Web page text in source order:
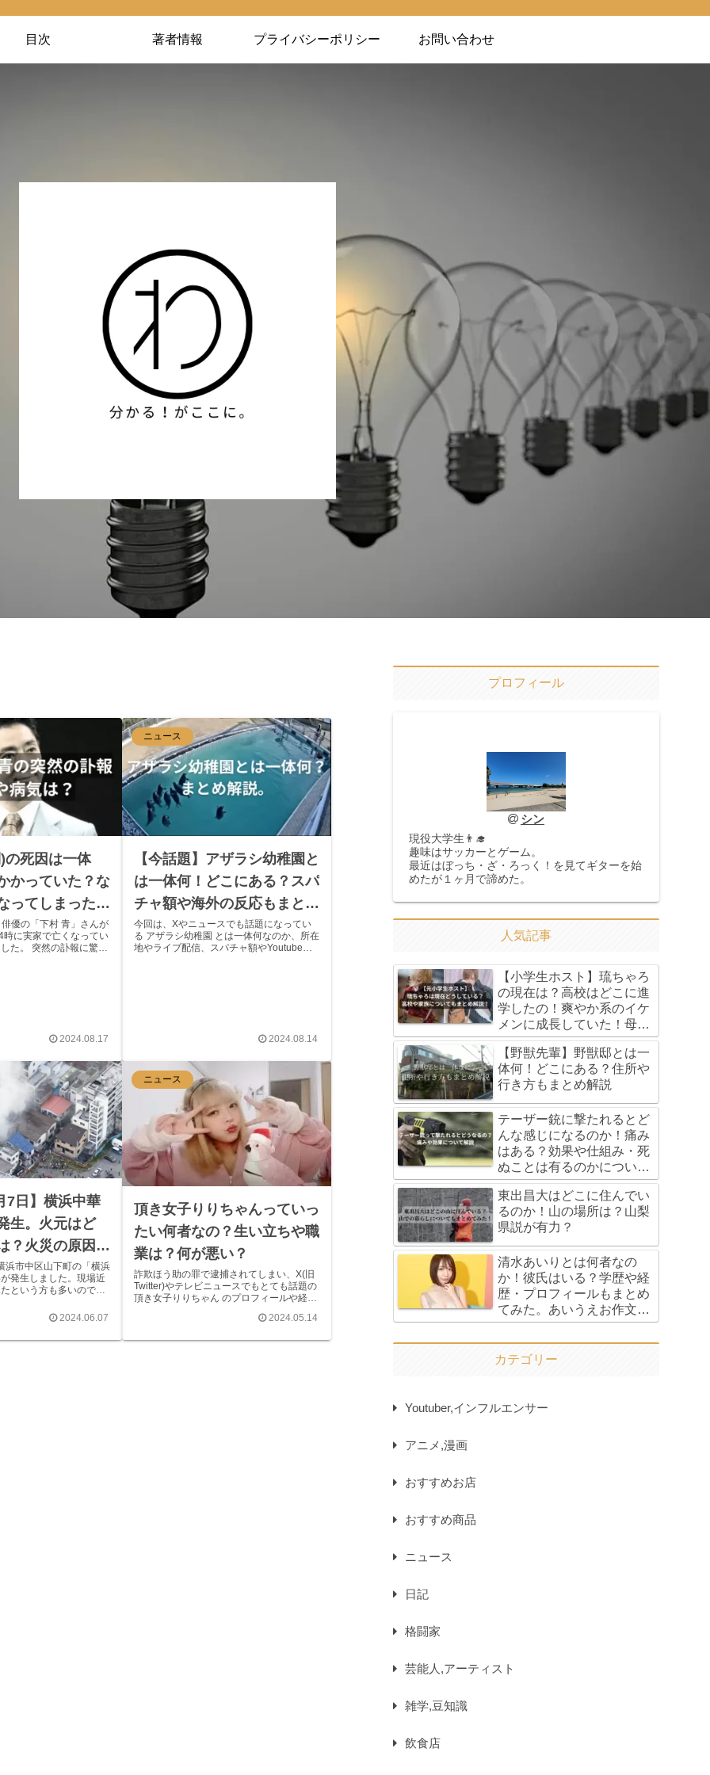
目次 著者情報 プライバシーポリシー お問い合わせ
の死因は一体
かっていた？な
ってしまったの
優の「下村 青」さんが
に実家で亡くなってい
た。 突然の訃報に驚い
2024.08.17
ニュース
【今話題】アザラシ幼稚園と
は一体何！どこにある？スパ
チャ額や海外の反応もまとめ
てみた。
今回は、Xやニュースでも話題になってい
る アザラシ幼稚園 とは一体何なのか、所在
地やライブ配信、スパチャ額やYoutube上
2024.08.14
7日】横浜中華
生。火元はど
？火災の原因
浜市中区山下町の「横浜
発生しました。現場近
という方も多いのでは
いと思います。 横
2024.06.07
ニュース
頂き女子りりちゃんっていっ
たい何者なの？生い立ちや職
業は？何が悪い？
詐欺ほう助の罪で逮捕されてしまい、X(旧
Twitter)やテレビニュースでもとても話題の
頂き女子りりちゃん のプロフィールや経
す。 この記事で分かること↓ 本名、年齢、
2024.05.14
プロフィール
シン
現役大学生👨‍🎓
趣味はサッカーとゲーム。
最近はぼっち・ざ・ろっく！を見てギターを始
めたが１ヶ月で諦めた。
人気記事
【小学生ホスト】琉ちゃろ
の現在は？高校はどこに進
学したの！爽やか系のイケ
メンに成長していた！母親
や父親・本名もまとめてみ
た
【野獣先輩】野獣邸とは一
体何！どこにある？住所や
行き方もまとめ解説
テーザー銃に撃たれるとど
んな感じになるのか！痛み
はある？効果や仕組み・死
ぬことは有るのかについて
も解説！
東出昌大はどこに住んでい
るのか！山の場所は？山梨
県説が有力？
清水あいりとは何者なの
か！彼氏はいる？学歴や経
歴・プロフィールもまとめ
てみた。あいうえお作文ネ
タやパチンコタイアップの
経緯も！
カテゴリー
Youtuber,インフルエンサー
アニメ,漫画
おすすめお店
おすすめ商品
ニュース
日記
格闘家
芸能人,アーティスト
雑学,豆知識
飲食店